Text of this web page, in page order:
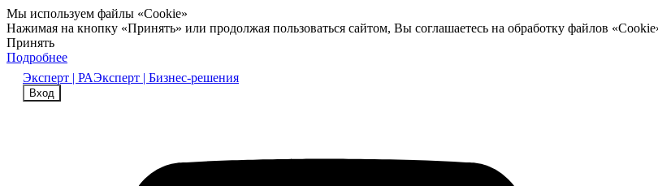
Мы используем файлы «Cookie»
Нажимая на кнопку «Принять» или продолжая пользоваться сайтом, Вы соглашаетесь на обработку файлов
Принять
Подробнее
Эксперт | РАЭксперт | Бизнес-решения
Вход